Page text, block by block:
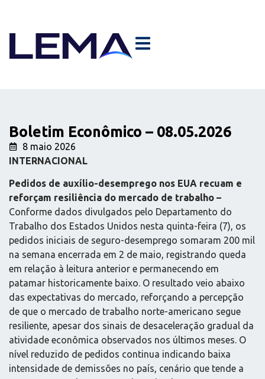
Boletim Econômico – 08.05.2026
8 maio 2026
INTERNACIONAL
Pedidos de auxílio-desemprego nos EUA recuam e
reforçam resiliência do mercado de trabalho –
Conforme dados divulgados pelo Departamento do
Trabalho dos Estados Unidos nesta quinta-feira (7), os
pedidos iniciais de seguro-desemprego somaram 200 mil
na semana encerrada em 2 de maio, registrando queda
em relação à leitura anterior e permanecendo em
patamar historicamente baixo. O resultado veio abaixo
das expectativas do mercado, reforçando a percepção
de que o mercado de trabalho norte-americano segue
resiliente, apesar dos sinais de desaceleração gradual da
atividade econômica observados nos últimos meses. O
nível reduzido de pedidos continua indicando baixa
intensidade de demissões no país, cenário que tende a